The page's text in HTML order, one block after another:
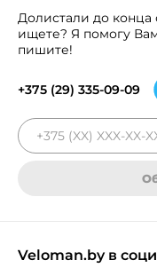
Долистали до конца
ищете? Я помогу
пишите!
+375 (29) 335-09-09
Veloman.by в